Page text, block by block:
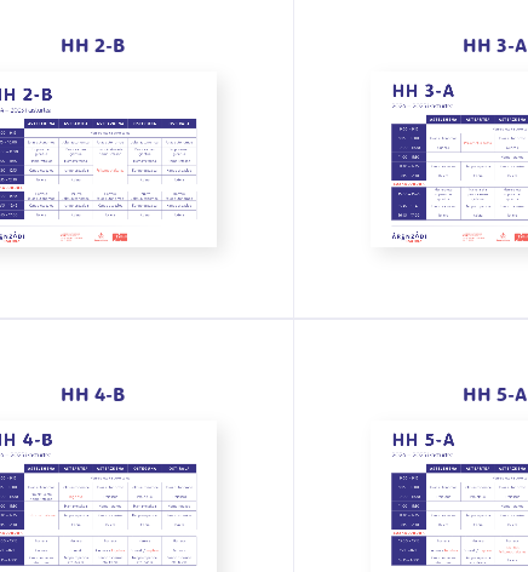
HH 2-B HH 3-A
HH 4-B HH 5-A